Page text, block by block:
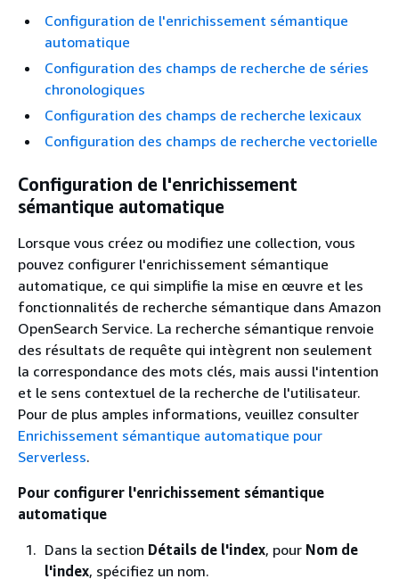
Configuration de l'enrichissement sémantique
automatique
Configuration des champs de recherche de séries
chronologiques
Configuration des champs de recherche lexicaux
Configuration des champs de recherche vectorielle
Configuration de l'enrichissement
sémantique automatique
Lorsque vous créez ou modifiez une collection, vous
pouvez configurer l'enrichissement sémantique
automatique, ce qui simplifie la mise en œuvre et les
fonctionnalités de recherche sémantique dans Amazon
OpenSearch Service. La recherche sémantique renvoie
des résultats de requête qui intègrent non seulement
la correspondance des mots clés, mais aussi l'intention
et le sens contextuel de la recherche de l'utilisateur.
Pour de plus amples informations, veuillez consulter
Enrichissement sémantique automatique pour
Serverless.
Pour configurer l'enrichissement sémantique
automatique
Dans la section Détails de l'index, pour Nom de
l'index, spécifiez un nom.